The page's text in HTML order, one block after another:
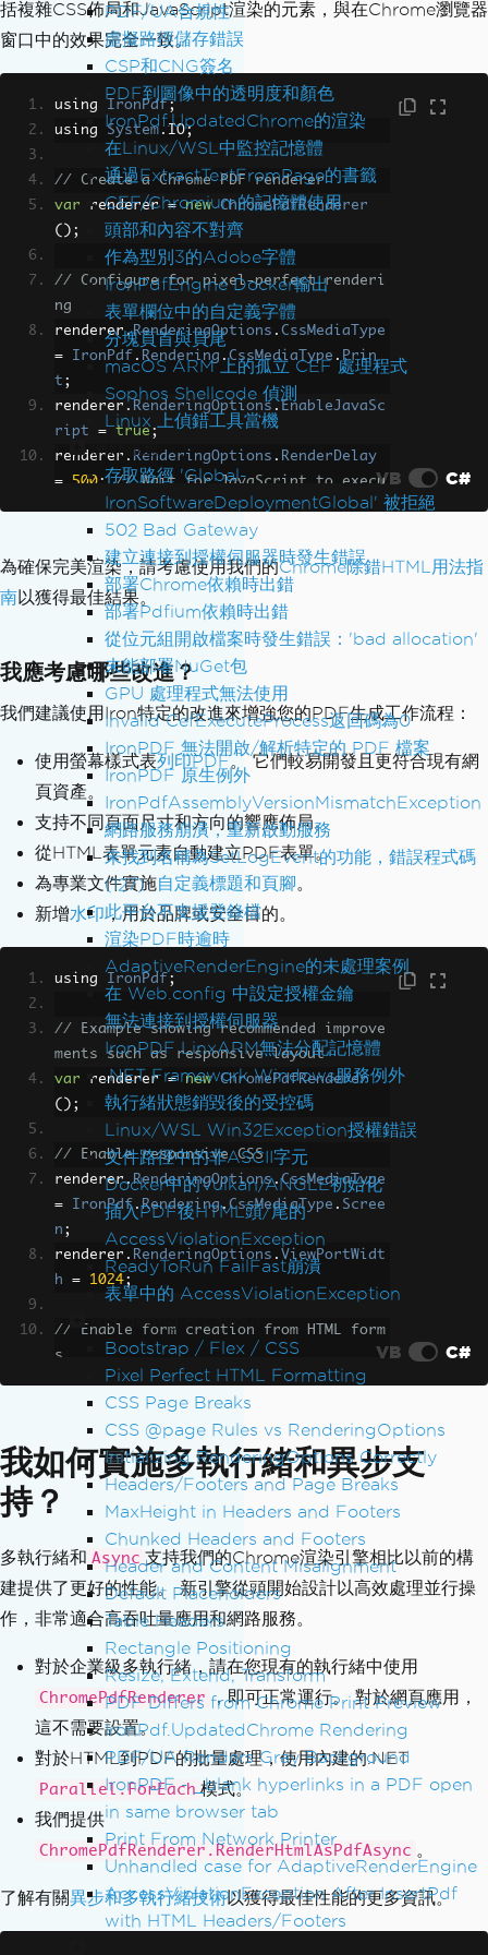
PDF/UA合規性
虛擬路徑儲存錯誤
CSP和CNG簽名
PDF到圖像中的透明度和顏色
IronPdf.UpdatedChrome的渲染
在Linux/WSL中監控記憶體
通過ExtractTextFromPage的書籤
CEF/Chromium的記憶體使用
頭部和內容不對齊
作為型別3的Adobe字體
IronPdfEngine Docker輸出
表單欄位中的自定義字體
分塊頁首與頁尾
macOS ARM 上的孤立 CEF 處理程式
Sophos Shellcode 偵測
Linux 上偵錯工具當機
例外訊息
存取路徑 'Global-
IronSoftwareDeploymentGlobal' 被拒絕
502 Bad Gateway
建立連接到授權伺服器時發生錯誤
部署Chrome依賴時出錯
部署Pdfium依賴時出錯
從位元組開啟檔案時發生錯誤：'bad allocation'
未能部署NuGet包
GPU 處理程式無法使用
Invalid CefExecuteProcess返回碼為0
IronPDF 無法開啟/解析特定的 PDF 檔案
IronPDF 原生例外
IronPdfAssemblyVersionMismatchException
網路服務崩潰，重新啟動服務
未找到名稱為SetLogEvent的功能，錯誤程式碼
(127)
此平台不支援登錄檔
渲染PDF時逾時
AdaptiveRenderEngine的未處理案例
在 Web.config 中設定授權金鑰
無法連接到授權伺服器
IronPDF LinxARM無法分配記憶體
.NET Framework Windows服務例外
執行緒狀態銷毀後的受控碼
Linux/WSL Win32Exception授權錯誤
文件路徑中的非ASCII字元
Docker中的Vulkan/ANGLE初始化
插入PDF後HTML頭/尾的
AccessViolationException
ReadyToRun FailFast崩潰
表單中的 AccessViolationException
Rendering & Layout
Bootstrap / Flex / CSS
Pixel Perfect HTML Formatting
CSS Page Breaks
CSS @page Rules vs RenderingOptions
Initializing RenderingOptions Correctly
Headers/Footers and Page Breaks
MaxHeight in Headers and Footers
Chunked Headers and Footers
Header and Content Misalignment
Default Placeholders
Table Headers
Rectangle Positioning
Resize, Extend, Transform
PDF Differs from Chrome Print Preview
IronPdf.UpdatedChrome Rendering
PDF/UA Renders Gray Background
IronPDF - _blank hyperlinks in a PDF open
in same browser tab
Print From Network Printer
Unhandled case for AdaptiveRenderEngine
AccessViolationException After InsertPdf
with HTML Headers/Footers
// Set HTTP credentials if needed for
protected resources
renderer.RenderingOptions.HttpLoginCre
dentials
= new IronPdf.HttpLoginCreden
tials ()
Username
= "yourUsername",
Password
=
"yourPassword"
};
// Render HTML to PDF
var
pdf = renderer . RenderHtmlAsPdf
1>Professional Document</h1><p>Generat
ed with IronPDF</p>" );
pdf
SaveAs ("ProfessionalDocument.pd
f");
括複雜CSS佈局和JavaScript渲染的元素，與在Chrome瀏覽器
窗口中的效果完全一致。
using IronPdf ;
using System . IO;
// Create a Chrome PDF renderer
var renderer = new
ChromePdfRenderer
();
// Configure for pixel-perfect renderi
ng
renderer.RenderingOptions . CssMediaType
=
IronPdf . Rendering .CssMediaType . Prin
t ;
renderer . RenderingOptions . EnableJavaSc
ript
= true ;
renderer . RenderingOptions . RenderDelay
=
500 ;
// Wait for JavaScript to execu
// Load HTML from file
string htmlContent = File.ReadAllText
("template.html");
// Include base URL for relative asset
s
renderer .RenderingOptions.BaseUrl =
ne
"file:///C:/your-project/asset
s/").AbsoluteUri;
// Render the HTML to PDF
var
pdf = renderer.RenderHtmlAsPdf
lContent);
// Add metadata
MetaData.Author =
MetaData . Title =
"Pixel-Perfect Do
cument";
MetaData .
ow
// Save the PDF
pdf
SaveAs("PixelPerfect.pdf");
VB C#
為確保完美渲染，請考慮使用我們的Chrome除錯HTML用法指
南以獲得最佳結果。
我應考慮哪些改進？
我們建議使用Iron特定的改進來增強您的PDF生成工作流程：
使用螢幕樣式表列印PDF。 它們較易開發且更符合現有網
頁資產。
支持不同頁面尺寸和方向的響應佈局。
從HTML表單元素自動建立PDF表單。
為專業文件實施自定義標題和頁腳。
新增水印，用於品牌或安全目的。
using IronPdf ;
// Example showing recommended improve
ments such as responsive layout
var renderer = new
ChromePdfRenderer
();
// Enable responsive CSS
renderer.RenderingOptions.CssMediaType
=
IronPdf .Rendering. CssMediaType . Scree
n ;
renderer . RenderingOptions . ViewPortWidt
h
= 1024;
// Enable form creation from HTML form
s
renderer.RenderingOptions .
CreatePdfFor
msFromHtml
= true;
// Add custom header
renderer.RenderingOptions.HtmlHeader
=
new
HtmlHeaderFooter ()
Height
= 25,
HtmlFragment
=
"<div style='text-a
lign: center; font-size: 12px;'>Compan
y Name - Confidential</div>"
DrawDividerLine
=
true
// Add custom footer with page numbers
renderer.RenderingOptions.HtmlFooter
=
new
HtmlHeaderFooter()
Height
=
HtmlFragment
=
"<center><i>{page}
DrawDividerLine
=
true
};
VB C#
我如何實施多執行緒和異步支
持？
多執行緒和 Async 支持我們的Chrome渲染引擎相比以前的構
建提供了更好的性能。 新引擎從頭開始設計以高效處理並行操
作，非常適合高吞吐量應用和網路服務。
對於企業級多執行緒，請在您現有的執行緒中使用
ChromePdfRenderer ，即可正常運行。 對於網頁應用，
這不需要設置。
對於HTML到PDF的批量處理，使用內建的.NET
Parallel.ForEach 模式。
我們提供
ChromePdfRenderer.RenderHtmlAsPdfAsync 。
了解有關異步和多執行緒技術以獲得最佳性能的更多資訊。